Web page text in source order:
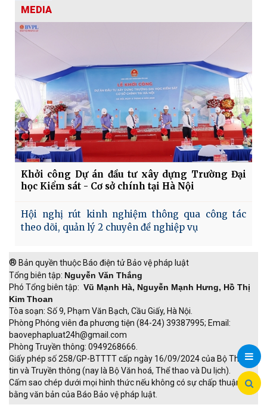
MEDIA
Khởi công Dự án đầu tư xây dựng Trường Đại
học Kiểm sát - Cơ sở chính tại Hà Nội
Hội nghị rút kinh nghiệm thông qua công tác
theo dõi, quản lý 2 chuyên đề nghiệp vụ
® Bản quyền thuộc Báo điện tử Bảo vệ pháp luật
Tổng biên tập: Nguyễn Văn Thắng
Phó Tổng biên tập: Vũ Mạnh Hà, Nguyễn Mạnh Hưng, Hồ Thị
Kim Thoan
Tòa soạn: Số 9, Phạm Văn Bạch, Cầu Giấy, Hà Nội.
Phòng Phóng viên đa phương tiện (84-24) 39387995; Email:
baovephapluat24h@gmail.com
Phòng Truyền thông: 0949268666.
Giấy phép số 258/GP-BTTTT cấp ngày 16/09/2024 của Bộ Thông
tin và Truyền thông (nay là Bộ Văn hoá, Thể thao và Du lịch).
Cấm sao chép dưới mọi hình thức nếu không có sự chấp thuận
bằng văn bản của Báo Bảo vệ pháp luật.